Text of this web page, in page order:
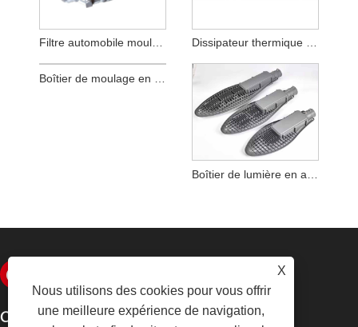
Filtre automobile moulé sous pression Dissipateur thermique moulé sous pression
CONTACTEZ-NOUS
X
Nous utilisons des cookies pour vous offrir
une meilleure expérience de navigation,